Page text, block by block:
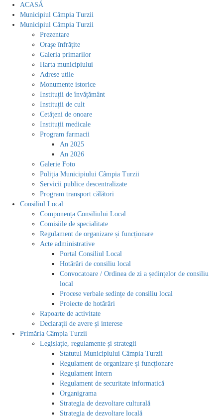
ACASĂ
Municipiul Câmpia Turzii
Municipiul Câmpia Turzii
Prezentare
Orașe înfrățite
Galeria primarilor
Harta municipiului
Adrese utile
Monumente istorice
Instituții de învățământ
Instituții de cult
Cetățeni de onoare
Instituții medicale
Program farmacii
An 2025
An 2026
Galerie Foto
Poliția Municipiului Câmpia Turzii
Servicii publice descentralizate
Program transport călători
Consiliul Local
Componența Consiliului Local
Comisiile de specialitate
Regulament de organizare și funcționare
Acte administrative
Portal Consiliul Local
Hotărâri de consiliu local
Convocatoare / Ordinea de zi a ședințelor de consiliu
local
Procese verbale sedințe de consiliu local
Proiecte de hotărâri
Rapoarte de activitate
Declarații de avere și interese
Primăria Câmpia Turzii
Legislație, regulamente și strategii
Statutul Municipiului Câmpia Turzii
Regulament de organizare și funcționare
Regulament Intern
Regulament de securitate informatică
Organigrama
Strategia de dezvoltare culturală
Strategia de dezvoltare locală